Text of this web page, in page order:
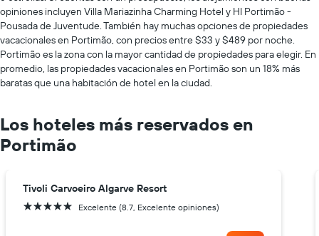
opiniones incluyen Villa Mariazinha Charming Hotel y HI Portimão -
Pousada de Juventude. También hay muchas opciones de propiedades
vacacionales en Portimão, con precios entre $33 y $489 por noche.
Portimão es la zona con la mayor cantidad de propiedades para elegir. En
promedio, las propiedades vacacionales en Portimão son un 18% más
baratas que una habitación de hotel en la ciudad.
Los hoteles más reservados en
Portimão
Tivoli Carvoeiro Algarve Resort
5 estrellas Excelente (8.7, Excelente opiniones)